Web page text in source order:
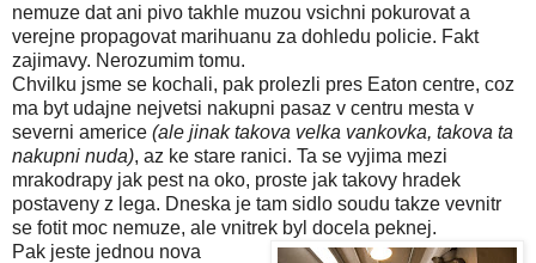
nemuze dat ani pivo takhle muzou vsichni pokurovat a
verejne propagovat marihuanu za dohledu policie. Fakt
zajimavy. Nerozumim tomu.
Chvilku jsme se kochali, pak prolezli pres Eaton centre, coz
ma byt udajne nejvetsi nakupni pasaz v centru mesta v
severni americe (ale jinak takova velka vankovka, takova ta
nakupni nuda), az ke stare ranici. Ta se vyjima mezi
mrakodrapy jak pest na oko, proste jak takovy hradek
postaveny z lega. Dneska je tam sidlo soudu takze vevnitr
se fotit moc nemuze, ale vnitrek byl docela peknej.
Pak jeste jednou nova